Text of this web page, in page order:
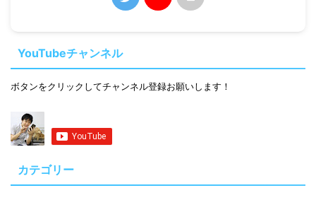
YouTubeチャンネル
ボタンをクリックしてチャンネル登録お願いします！
カテゴリー